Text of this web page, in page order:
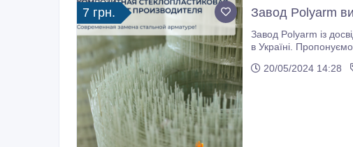
7 грн. Завод Polyarm
Завод Polyarm із досвідом на ринку понад 10
в Україні. Пропонуємо
опори кілочки для
20/05/2024 14:28